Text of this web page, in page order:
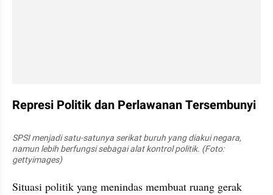
Represi Politik dan Perlawanan Tersembunyi
SPSI menjadi satu-satunya serikat buruh yang diakui negara,
namun lebih berfungsi sebagai alat kontrol politik. (Foto:
gettyimages)
Situasi politik yang menindas membuat ruang gerak